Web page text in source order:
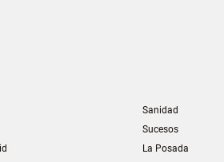
Sanidad
Sucesos
La Posada